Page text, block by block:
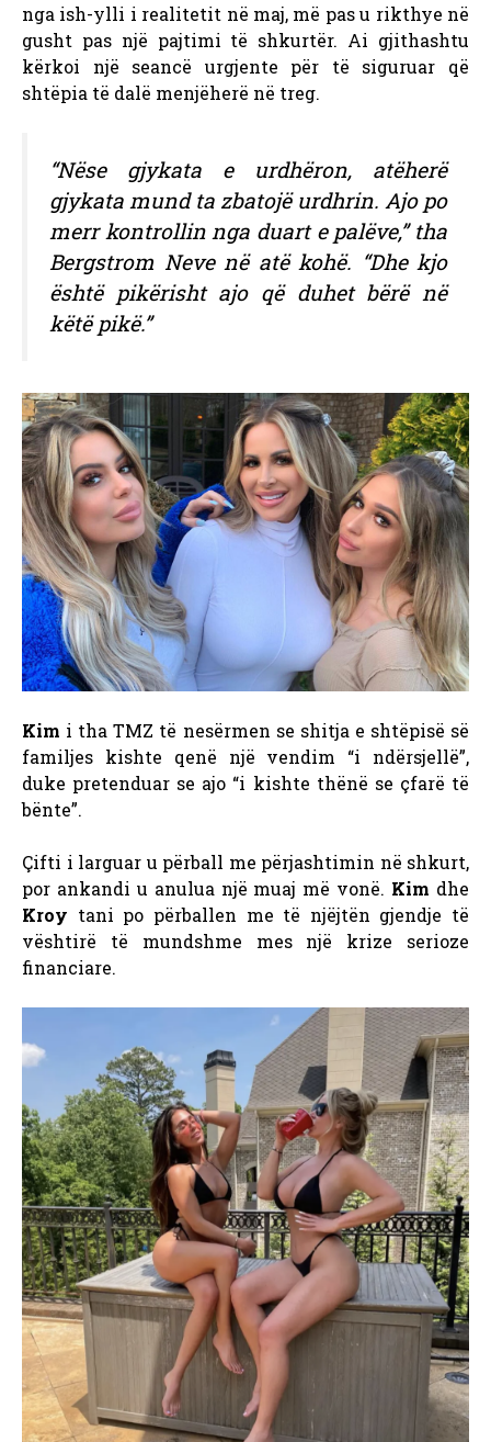
nga ish-ylli i realitetit në maj, më pas u rikthye në
gusht pas një pajtimi të shkurtër. Ai gjithashtu
kërkoi një seancë urgjente për të siguruar që
shtëpia të dalë menjëherë në treg.
“Nëse gjykata e urdhëron, atëherë
gjykata mund ta zbatojë urdhrin. Ajo po
merr kontrollin nga duart e palëve,” tha
Bergstrom Nevenë atë kohë. “Dhe kjo
është pikërisht ajo që duhet bërë në
këtë pikë.”
Kim i tha TMZ të nesërmen se shitja e shtëpisë së
familjes kishte qenë një vendim “i ndërsjellë”,
duke pretenduar se ajo “i kishte thënë se çfarë të
bënte”.
Çifti i larguar u përball me përjashtimin në shkurt,
por ankandi u anulua një muaj më vonë. Kim dhe
Kroy tani po përballen me të njëjtën gjendje të
vështirë të mundshme mes një krize serioze
financiare.